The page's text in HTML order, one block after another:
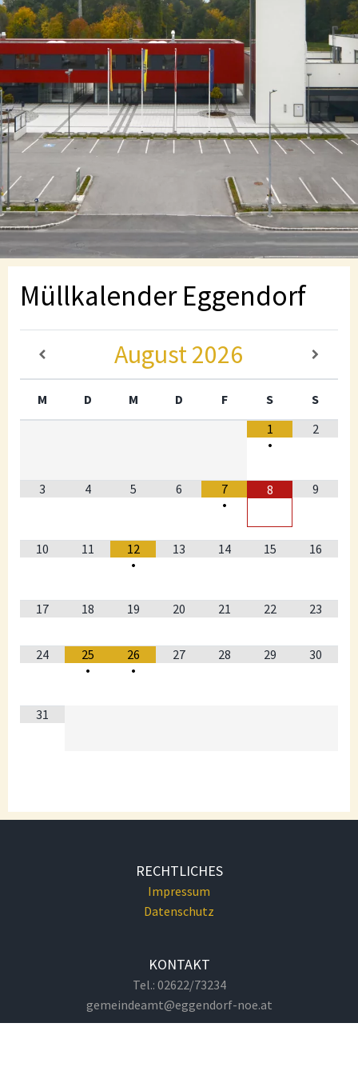
Müllkalender Eggendorf
August2026
M D M D F S
S
1
•
2
3 4 5 6
7
•
8 9
10 11
12
•
13 14 15 16
17 18 19 20 21 22 23
24
25
•
26
•
27 28 29 30
31
RECHTLICHES
Impressum
Datenschutz
KONTAKT
Tel.: 02622/73234
gemeindeamt@eggendorf-noe.at